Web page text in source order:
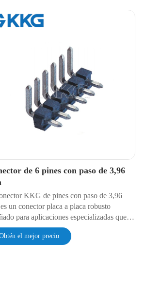
de 6 pines con paso de 3,96
KKG de pines con paso de 3,96
un conector placa a placa robusto
para aplicaciones especializadas que
una mayor separación entre pines.
conexiones eléctricas y mecánicas
el mejor precio